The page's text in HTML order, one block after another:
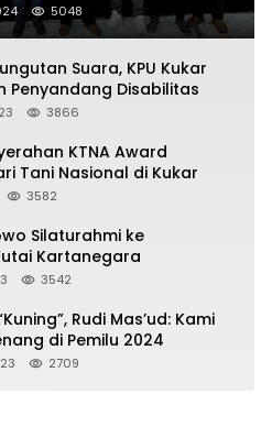
5048
Suara, KPU Kukar
Penyandang Disabilitas
3866
KTNA Award
Tani Nasional di Kukar
3582
Silaturahmi ke
Kartanegara
3542
Rudi Mas’ud: Kami
di Pemilu 2024
2709